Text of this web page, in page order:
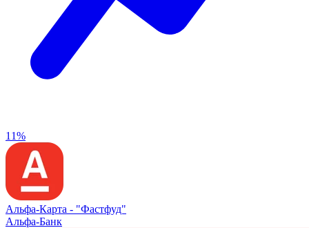
11%
Альфа‑Карта - "Фастфуд"
Альфа-Банк